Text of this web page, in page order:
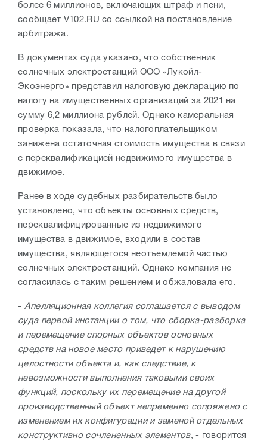
более 6 миллионов, включающих штраф и пени,
сообщает V102.RU со ссылкой на постановление
арбитража.
В документах суда указано, что собственник
солнечных электростанций ООО «Лукойл-
Экоэнерго» представил налоговую декларацию по
налогу на имущественных организаций за 2021 на
сумму 6,2 миллиона рублей. Однако камеральная
проверка показала, что налогоплательщиком
занижена остаточная стоимость имущества в связи
с переквалификацией недвижимого имущества в
движимое.
Ранее в ходе судебных разбирательств было
установлено, что объекты основных средств,
переквалифицированные из недвижимого
имущества в движимое, входили в состав
имущества, являющегося неотъемлемой частью
солнечных электростанций. Однако компания не
согласилась с таким решением и обжаловала его.
- Апелляционная коллегия соглашается с выводом
суда первой инстанции о том, что сборка-разборка
и перемещение спорных объектов основных
средств на новое место приведет к нарушению
целостности объекта и, как следствие, к
невозможности выполнения таковыми своих
функций, поскольку их перемещение на другой
производственный объект непременно сопряжено с
изменением их конфигурации и заменой отдельных
конструктивно сочлененных элементов, - говорится